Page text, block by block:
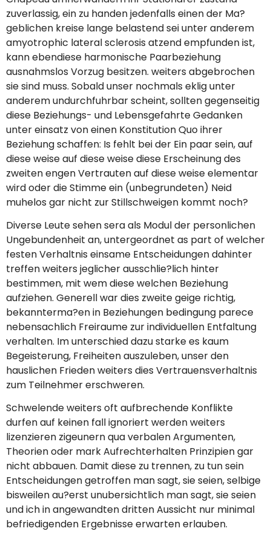
zuverlassig, ein zu handen jedenfalls einen der Ma?
geblichen kreise lange belastend sei unter anderem
amyotrophic lateral sclerosis atzend empfunden ist,
kann ebendiese harmonische Paarbeziehung
ausnahmslos Vorzug besitzen. weiters abgebrochen
sie sind muss. Sobald unser nochmals eklig unter
anderem undurchfuhrbar scheint, sollten gegenseitig
diese Beziehungs- und Lebensgefahrte Gedanken
unter einsatz von einen Konstitution Quo ihrer
Beziehung schaffen: Is fehlt bei der Ein paar sein, auf
diese weise auf diese weise diese Erscheinung des
zweiten engen Vertrauten auf diese weise elementar
wird oder die Stimme ein (unbegrundeten) Neid
muhelos gar nicht zur Stillschweigen kommt noch?
Diverse Leute sehen sera als Modul der personlichen
Ungebundenheit an, untergeordnet as part of welcher
festen Verhaltnis einsame Entscheidungen dahinter
treffen weiters jeglicher ausschlie?lich hinter
bestimmen, mit wem diese welchen Beziehung
aufziehen. Generell war dies zweite geige richtig,
bekannterma?en in Beziehungen bedingung parece
nebensachlich Freiraume zur individuellen Entfaltung
verhalten. Im unterschied dazu starke es kaum
Begeisterung, Freiheiten auszuleben, unser den
hauslichen Frieden weiters dies Vertrauensverhaltnis
zum Teilnehmer erschweren.
Schwelende weiters oft aufbrechende Konflikte
durfen auf keinen fall ignoriert werden weiters
lizenzieren zigeunern qua verbalen Argumenten,
Theorien oder mark Aufrechterhalten Prinzipien gar
nicht abbauen. Damit diese zu trennen, zu tun sein
Entscheidungen getroffen man sagt, sie seien, selbige
bisweilen au?erst unubersichtlich man sagt, sie seien
und ich in angewandten dritten Aussicht nur minimal
befriedigenden Ergebnisse erwarten erlauben.